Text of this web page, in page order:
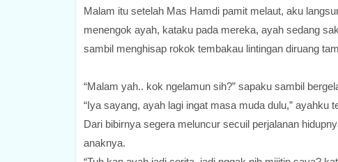
Malam itu setelah Mas Hamdi pamit melaut, aku
menengok ayah, kataku pada mereka, ayah sedang
sambil menghisap rokok tembakau lintingan diruang
“Malam yah.. kok ngelamun sih?” sapaku sambil
“Iya sayang, ayah lagi ingat masa muda dulu,” ayahku
Dari bibirnya segera meluncur secuil perjalanan
anaknya.